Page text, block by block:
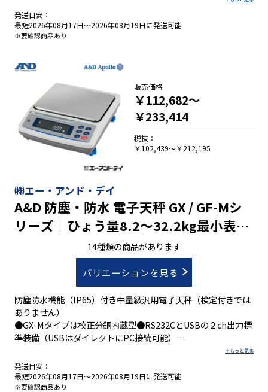
発送目安：
最短2026年08月17日～2026年08月19日に発送可能
※要確認商品あり
㈱エー・アンド・デイ
A&D 防塵・防水 電子天秤 GX / GF-Mシ
リーズ｜ひょう量8.2～32.2kg最小表示
14種類の商品があります
バリエーションを見る
防塵防水機能（IP65）付き中量級汎用電子天秤（検定付きでは
ありません）
●GX-Mタイプは校正分銅内蔵型●RS232CとUSBの２ch出力標
準装備（USBはダイレクトにPC接続可能）
●ひょう量：8.2～32.2kg / 41,000～161,000ct / 2,186～
8,586mom●目量：0.01～1g / 0.05～5ct / 0.005～0.5mom
発送目安：
最短2026年08月17日～2026年08月19日に発送可能
※要確認商品あり
販売価格
￥112,682～
￥233,414
税抜：
￥102,439～￥212,195